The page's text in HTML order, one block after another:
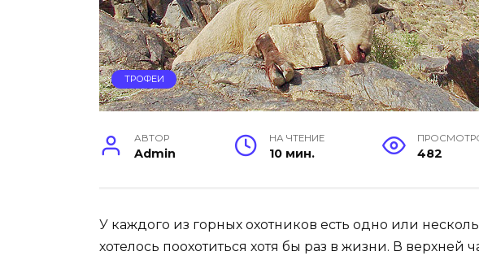
ТРОФЕИ
АВТОР
Admin
НА ЧТЕНИЕ
10 мин. 482
У каждого из горных охотников есть одно или
хотелось поохотиться хотя бы раз в жизни. В верхней